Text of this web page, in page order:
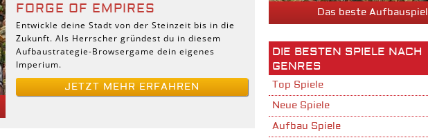
FORGE OF EMPIRES
Entwickle deine Stadt von der Steinzeit bis in die
Zukunft. Als Herrscher gründest du in diesem
Aufbaustrategie-Browsergame dein eigenes
Imperium.
JETZT MEHR ERFAHREN
Das beste Aufbauspiel
DIE BESTEN SPIELE NACH
GENRES
Top Spiele
Neue Spiele
Aufbau Spiele